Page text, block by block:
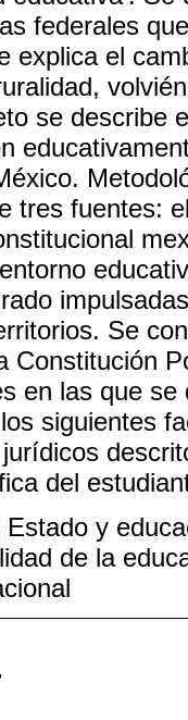
federales
explica el
se describe
tres fuentes:
Se
Constitución
en las que
siguientes
del
Estado y
de la